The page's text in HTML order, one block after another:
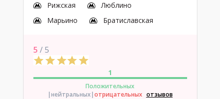
Рижская
Люблино
Марьино
Братиславская
5 / 5
1
Положительных
|нейтральных|отрицательных отзывов